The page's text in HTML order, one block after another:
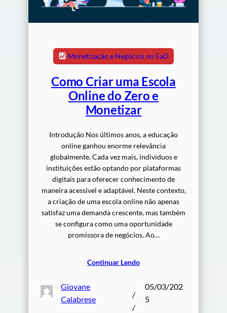
Monetização e Negócios no EaD
Como Criar uma Escola
Online do Zero e
Monetizar
Introdução Nos últimos anos, a educação
online ganhou enorme relevância
globalmente. Cada vez mais, indivíduos e
instituições estão optando por plataformas
digitais para oferecer conhecimento de
maneira acessível e adaptável. Neste contexto,
a criação de uma escola online não apenas
satisfaz uma demanda crescente, mas também
se configura como uma oportunidade
promissora de negócios. Ao…
Continuar Lendo
Giovane
Calabrese
/
/
05/03/202
5